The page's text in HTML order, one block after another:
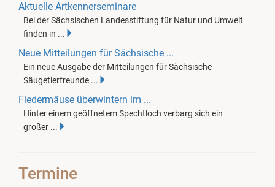
Aktuelle Artkennerseminare
Bei der Sächsischen Landesstiftung für Natur und Umwelt
finden in ...
Neue Mitteilungen für Sächsische ...
Ein neue Ausgabe der Mitteilungen für Sächsische
Säugetierfreunde ...
Fledermäuse überwintern im ...
Hinter einem geöffnetem Spechtloch verbarg sich ein
großer ...
Termine